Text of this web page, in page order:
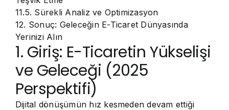
11.5. Sürekli Analiz ve Optimizasyon
12. Sonuç: Geleceğin E-Ticaret Dünyasında
Yerinizi Alın
1. Giriş: E-Ticaretin Yükselişi
ve Geleceği (2025
Perspektifi)
Dijital dönüşümün hız kesmeden devam ettiği